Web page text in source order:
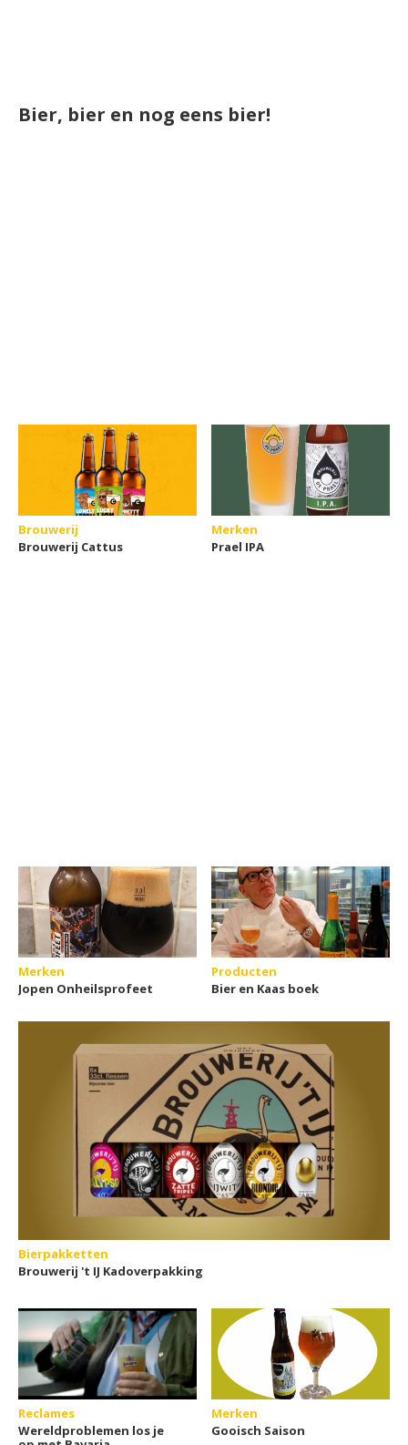
Bier, bier en nog eens bier!
Brouwerij
Brouwerij Cattus
Merken
Prael IPA
Merken
Jopen Onheilsprofeet
Producten
Bier en Kaas boek
Bierpakketten
Brouwerij 't IJ Kadoverpakking
Reclames
Wereldproblemen los je
Merken
Gooisch Saison